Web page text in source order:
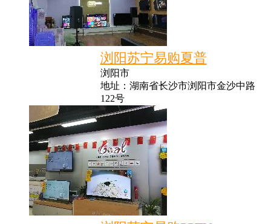
浏阳苏宁易购夏普
浏阳市
地址：湖南省长沙市浏阳市金沙中路
122号